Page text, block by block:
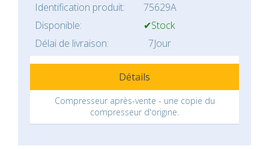
Identification produit:
75629A
Disponible:
✔Stock
Délai de livraison:
7Jour
Détails
Compresseur après-vente - une copie du
compresseur d'origine.